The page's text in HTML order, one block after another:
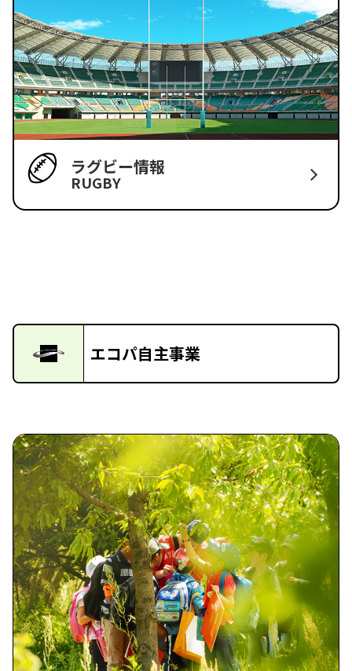
ラグビー情報
RUGBY
エコパ自主事業